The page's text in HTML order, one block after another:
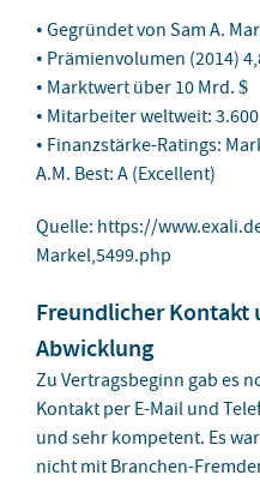
• Gegründet von Sam A.
• Prämienvolumen (2014)
• Marktwert über 10 Mrd. $
• Mitarbeiter weltweit: 3.600
• Finanzstärke-Ratings:
A.M. Best: A (Excellent)
Quelle: https://
Markel,5499.php
Freundlicher
Abwicklung
Zu Vertragsbeginn gab es
Kontakt per E-Mail und
und sehr kompetent. Es
nicht mit Branchen-